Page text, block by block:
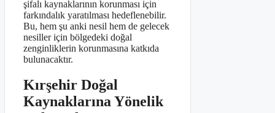
şifalı kaynaklarının korunması için
farkındalık yaratılması hedeflenebilir.
Bu, hem şu anki nesil hem de gelecek
nesiller için bölgedeki doğal
zenginliklerin korunmasına katkıda
bulunacaktır.
Kırşehir Doğal
Kaynaklarına Yönelik